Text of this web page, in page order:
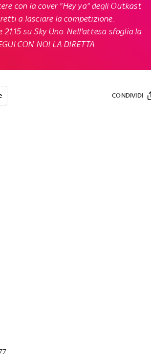
con la cover "Hey ya" degli Outkast
a lasciare la competizione.
su Sky Uno. Nell'attesa sfoglia la
CON NOI LA DIRETTA
CONDIVIDI